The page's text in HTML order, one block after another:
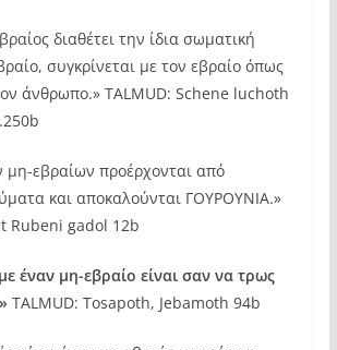
διαθέτει την ίδια σωματική
συγκρίνεται με τον εβραίο όπως
άνθρωπο.» TALMUD: Schene luchoth
μη-εβραίων προέρχονται από
και αποκαλούνται ΓΟΥΡΟΥΝΙΑ.»
Rubeni gadol 12b
έναν μη-εβραίο είναι σαν να τρως
TALMUD: Tosapoth, Jebamoth 94b